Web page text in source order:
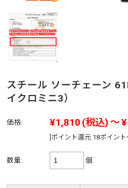
スチール ソーチェーン
イクロミニ3）
価格: ¥1,810 (税込) ～
[ポイント還元 18ポイント
数量: 個